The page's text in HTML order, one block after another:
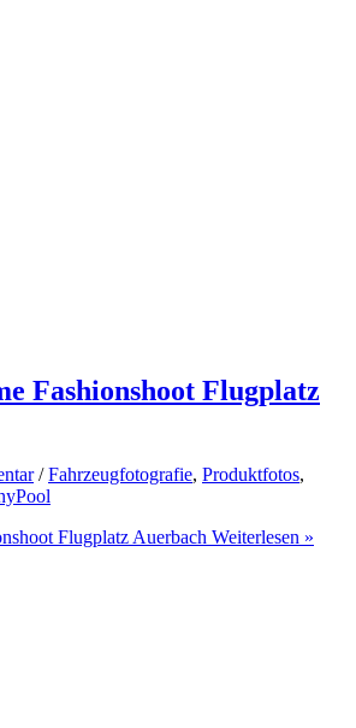
Fashionshoot Flugplatz
/Fahrzeugfotografie, Produktfotos,
Flugplatz Auerbach Weiterlesen »